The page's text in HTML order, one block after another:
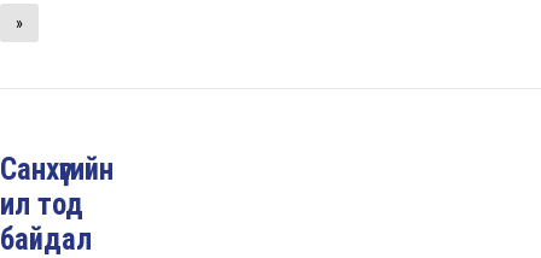
»
Санхүүгийн
ил тод
байдал